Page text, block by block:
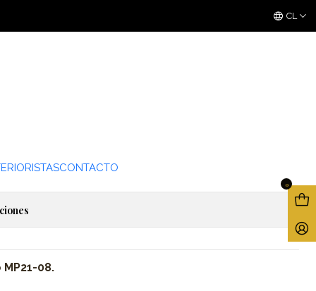
CONTACTO
0
CL
favoritos
MP21-08.